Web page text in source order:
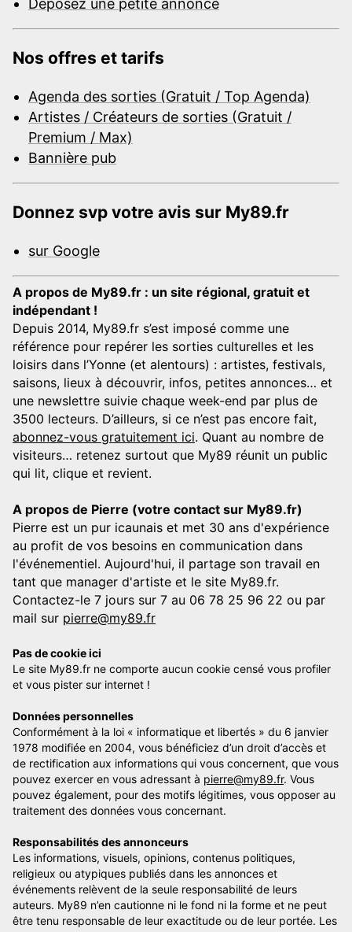
Nos offres et tarifs
Agenda des sorties (Gratuit / Top Agenda)
Artistes / Créateurs de sorties (Gratuit /
Premium / Max)
Bannière pub
Donnez svp votre avis sur My89.fr
sur Google
A propos de My89.fr : un site régional, gratuit et
indépendant !
Depuis 2014, My89.fr s’est imposé comme une
référence pour repérer les sorties culturelles et les
loisirs dans l’Yonne (et alentours) : artistes, festivals,
saisons, lieux à découvrir, infos, petites annonces… et
une newslettre suivie chaque week-end par plus de
3500 lecteurs. D’ailleurs, si ce n’est pas encore fait,
abonnez-vous gratuitement ici. Quant au nombre de
visiteurs… retenez surtout que My89 réunit un public
qui lit, clique et revient.
A propos de Pierre (votre contact sur My89.fr)
Pierre est un pur icaunais et met 30 ans d'expérience
au profit de vos besoins en communication dans
l'événementiel. Aujourd'hui, il partage son travail en
tant que manager d'artiste et le site My89.fr.
Contactez-le 7 jours sur 7 au 06 78 25 96 22 ou par
mail sur pierre@my89.fr
Pas de cookie ici
Le site My89.fr ne comporte aucun cookie censé vous profiler
et vous pister sur internet !
Données personnelles
Conformément à la loi « informatique et libertés » du 6 janvier
1978 modifiée en 2004, vous bénéficiez d’un droit d’accès et
de rectification aux informations qui vous concernent, que vous
pouvez exercer en vous adressant à pierre@my89.fr. Vous
pouvez également, pour des motifs légitimes, vous opposer au
traitement des données vous concernant.
Responsabilités des annonceurs
Les informations, visuels, opinions, contenus politiques,
religieux ou atypiques publiés dans les annonces et
événements relèvent de la seule responsabilité de leurs
auteurs. My89 n’en cautionne ni le fond ni la forme et ne peut
être tenu responsable de leur exactitude ou de leur portée. Les